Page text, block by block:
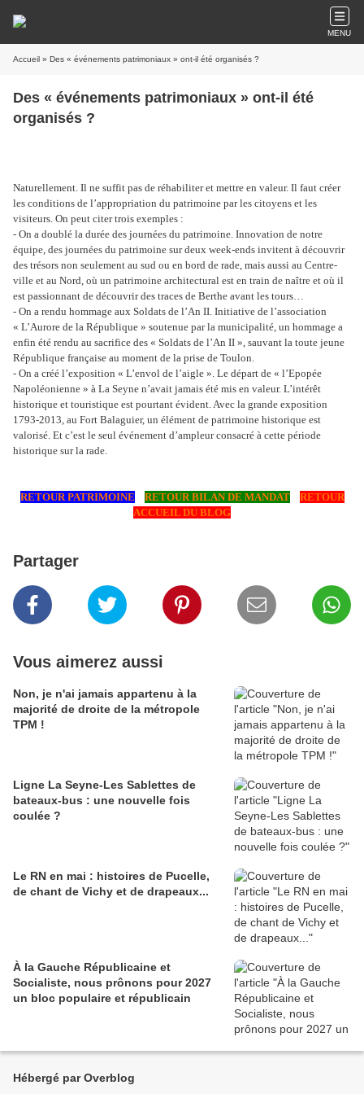
MENU
Accueil » Des « événements patrimoniaux » ont-il été organisés ?
Des « événements patrimoniaux » ont-il été
organisés ?
Naturellement. Il ne suffit pas de réhabiliter et mettre en valeur. Il faut créer
les conditions de l’appropriation du patrimoine par les citoyens et les
visiteurs. On peut citer trois exemples :
- On a doublé la durée des journées du patrimoine. Innovation de notre
équipe, des journées du patrimoine sur deux week-ends invitent à découvrir
des trésors non seulement au sud ou en bord de rade, mais aussi au Centre-
ville et au Nord, où un patrimoine architectural est en train de naître et où il
est passionnant de découvrir des traces de Berthe avant les tours…
- On a rendu hommage aux Soldats de l’An II. Initiative de l’association
« L’Aurore de la République » soutenue par la municipalité, un hommage a
enfin été rendu au sacrifice des « Soldats de l’An II », sauvant la toute jeune
République française au moment de la prise de Toulon.
- On a créé l’exposition « L’envol de l’aigle ». Le départ de « l’Epopée
Napoléonienne » à La Seyne n’avait jamais été mis en valeur. L’intérêt
historique et touristique est pourtant évident. Avec la grande exposition
1793-2013, au Fort Balaguier, un élément de patrimoine historique est
valorisé. Et c’est le seul événement d’ampleur consacré à cette période
historique sur la rade.
RETOUR PATRIMOINE RETOUR BILAN DE MANDAT
RETOUR
ACCUEIL DU BLOG
Partager
Vous aimerez aussi
Non, je n'ai jamais appartenu à la
majorité de droite de la métropole
TPM !
Ligne La Seyne-Les Sablettes de
bateaux-bus : une nouvelle fois
coulée ?
Le RN en mai : histoires de Pucelle,
de chant de Vichy et de drapeaux...
À la Gauche Républicaine et
Socialiste, nous prônons pour 2027
un bloc populaire et républicain
Hébergé par Overblog